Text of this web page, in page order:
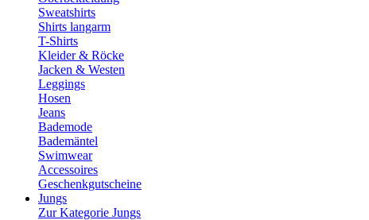
Sweatshirts
Shirts langarm
T-Shirts
Kleider & Röcke
Jacken & Westen
Leggings
Hosen
Jeans
Bademode
Bademäntel
Swimwear
Accessoires
Geschenkgutscheine
Jungs
Zur Kategorie Jungs